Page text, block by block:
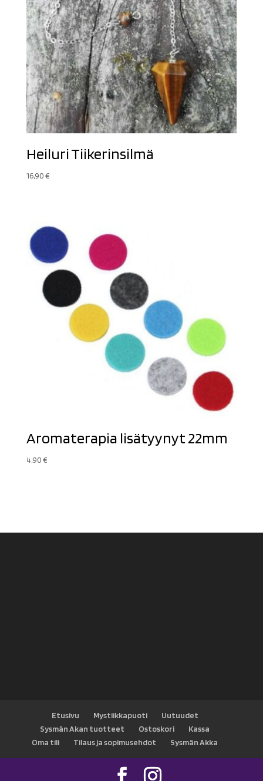
Heiluri Tiikerinsilmä
16,90€
Aromaterapia lisätyynyt 22mm
4,90€
Etusivu Mystiikkapuoti
Uutuudet
Sysmän Akan tuotteet
Ostoskori
Kassa
Oma tili
Tilaus ja sopimusehdot Sysmän Akka